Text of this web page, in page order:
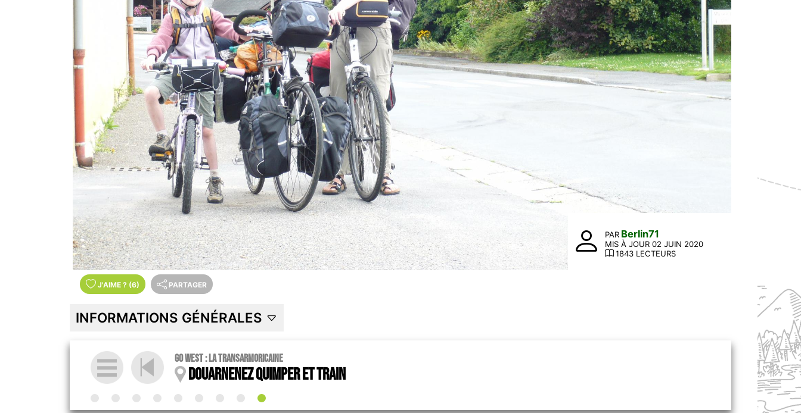
PAR Berlin71
MIS À JOUR 02 JUIN 2020
1843 LECTEURS
J'AIME ? (6) PARTAGER
INFORMATIONS GÉNÉRALES
Go West : La Transarmoricaine
Douarnenez Quimper et Train